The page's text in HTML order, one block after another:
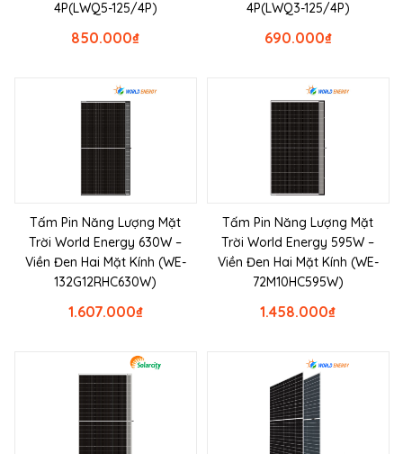
4P(LWQ5-125/4P)
₫
850.000
4P(LWQ3-125/4P)
₫
690.000
Tấm Pin Năng Lượng Mặt
Trời World Energy 630W –
Viền Đen Hai Mặt Kính (WE-
132G12RHC630W)
₫
1.607.000
Tấm Pin Năng Lượng Mặt
Trời World Energy 595W –
Viền Đen Hai Mặt Kính (WE-
72M10HC595W)
₫
1.458.000